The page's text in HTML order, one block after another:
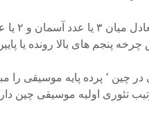
از دید
پنجم های بالا رونده یا
سمبولیسم مراسم مذهبی در چین ٬